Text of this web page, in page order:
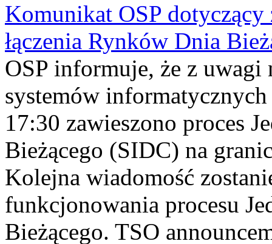
Komunikat OSP dotyczący
łączenia Rynków Dnia
OSP informuje, że z uwagi
systemów
17:30 zawieszono proces
Bieżącego (SIDC) na
Kolejna wiadomość
funkcjonowania procesu
Bieżącego. TSO